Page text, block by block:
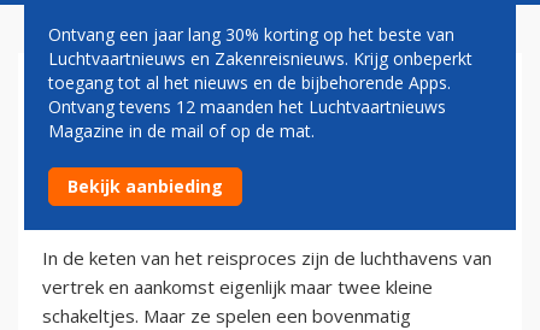
JOHN JANSEN: THE GROUND
IS THE LIMIT!
12 december 2009
In de keten van het reisproces zijn de luchthavens van
vertrek en aankomst eigenlijk maar twee kleine
schakeltjes. Maar ze spelen een bovenmatig
Ontvang een jaar lang 30% korting op het beste van
Luchtvaartnieuws en Zakenreisnieuws. Krijg onbeperkt
toegang tot al het nieuws en de bijbehorende Apps.
Ontvang tevens 12 maanden het Luchtvaartnieuws
Magazine in de mail of op de mat.
Bekijk aanbieding